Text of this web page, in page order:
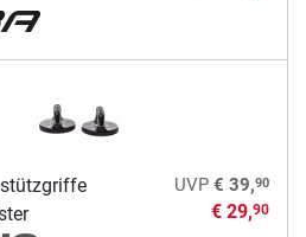
UVP € 39,90
€ 29,90